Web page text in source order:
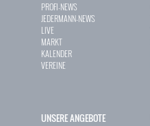
PROFI-NEWS
JEDERMANN-NEWS
LIVE
MARKT
KALENDER
VEREINE
UNSERE ANGEBOTE